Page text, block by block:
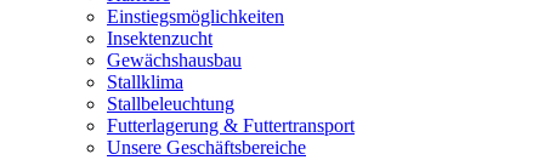
Einstiegsmöglichkeiten
Insektenzucht
Gewächshausbau
Stallklima
Stallbeleuchtung
Futterlagerung & Futtertransport
Unsere Geschäftsbereiche